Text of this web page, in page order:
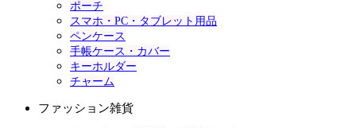
ポーチ
スマホ・PC・タブレット用品
ペンケース
手帳ケース・カバー
キーホルダー
チャーム
ファッション雑貨